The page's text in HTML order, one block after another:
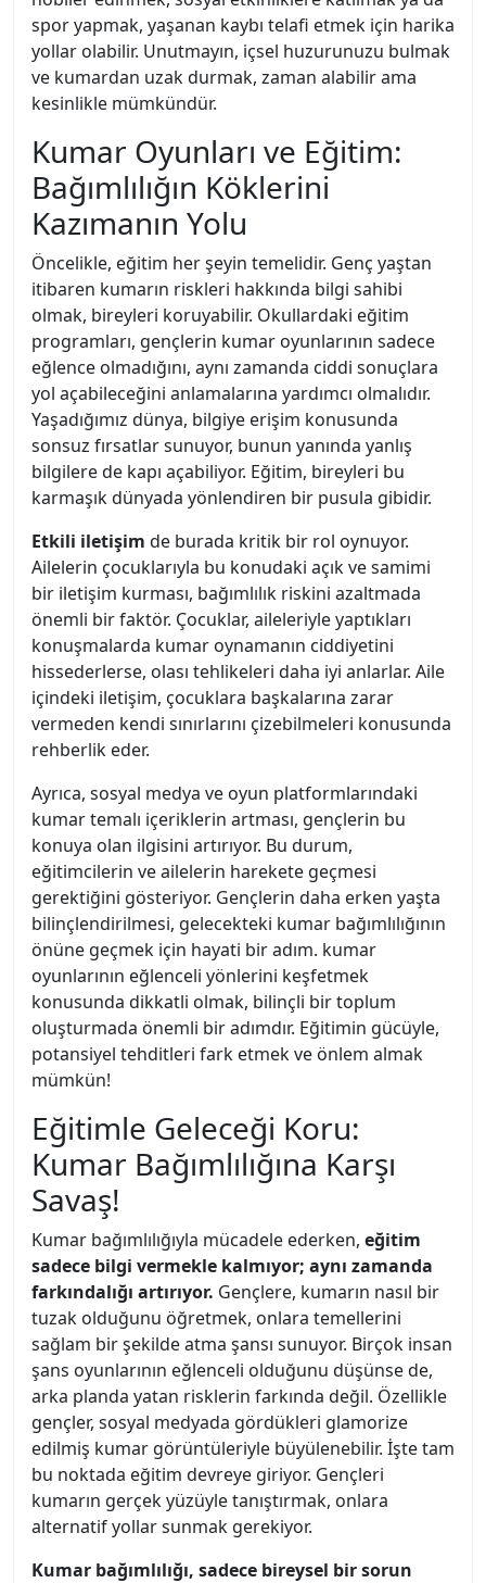
spor yapmak, yaşanan kaybı telafi etmek için harika
yollar olabilir. Unutmayın, içsel huzurunuzu bulmak
ve kumardan uzak durmak, zaman alabilir ama
kesinlikle mümkündür.
Kumar Oyunları ve Eğitim:
Bağımlılığın Köklerini
Kazımanın Yolu
Öncelikle, eğitim her şeyin temelidir. Genç yaştan
itibaren kumarın riskleri hakkında bilgi sahibi
olmak, bireyleri koruyabilir. Okullardaki eğitim
programları, gençlerin kumar oyunlarının sadece
eğlence olmadığını, aynı zamanda ciddi sonuçlara
yol açabileceğini anlamalarına yardımcı olmalıdır.
Yaşadığımız dünya, bilgiye erişim konusunda
sonsuz fırsatlar sunuyor, bunun yanında yanlış
bilgilere de kapı açabiliyor. Eğitim, bireyleri bu
karmaşık dünyada yönlendiren bir pusula gibidir.
Etkili iletişim de burada kritik bir rol oynuyor.
Ailelerin çocuklarıyla bu konudaki açık ve samimi
bir iletişim kurması, bağımlılık riskini azaltmada
önemli bir faktör. Çocuklar, aileleriyle yaptıkları
konuşmalarda kumar oynamanın ciddiyetini
hissederlerse, olası tehlikeleri daha iyi anlarlar. Aile
içindeki iletişim, çocuklara başkalarına zarar
vermeden kendi sınırlarını çizebilmeleri konusunda
rehberlik eder.
Ayrıca, sosyal medya ve oyun platformlarındaki
kumar temalı içeriklerin artması, gençlerin bu
konuya olan ilgisini artırıyor. Bu durum,
eğitimcilerin ve ailelerin harekete geçmesi
gerektiğini gösteriyor. Gençlerin daha erken yaşta
bilinçlendirilmesi, gelecekteki kumar bağımlılığının
önüne geçmek için hayati bir adım. kumar
oyunlarının eğlenceli yönlerini keşfetmek
konusunda dikkatli olmak, bilinçli bir toplum
oluşturmada önemli bir adımdır. Eğitimin gücüyle,
potansiyel tehditleri fark etmek ve önlem almak
mümkün!
Eğitimle Geleceği Koru:
Kumar Bağımlılığına Karşı
Savaş!
Kumar bağımlılığıyla mücadele ederken, eğitim
sadece bilgi vermekle kalmıyor; aynı zamanda
farkındalığı artırıyor. Gençlere, kumarın nasıl bir
tuzak olduğunu öğretmek, onlara temellerini
sağlam bir şekilde atma şansı sunuyor. Birçok insan
şans oyunlarının eğlenceli olduğunu düşünse de,
arka planda yatan risklerin farkında değil. Özellikle
gençler, sosyal medyada gördükleri glamorize
edilmiş kumar görüntüleriyle büyülenebilir. İşte tam
bu noktada eğitim devreye giriyor. Gençleri
kumarın gerçek yüzüyle tanıştırmak, onlara
alternatif yollar sunmak gerekiyor.
Kumar bağımlılığı, sadece bireysel bir sorun